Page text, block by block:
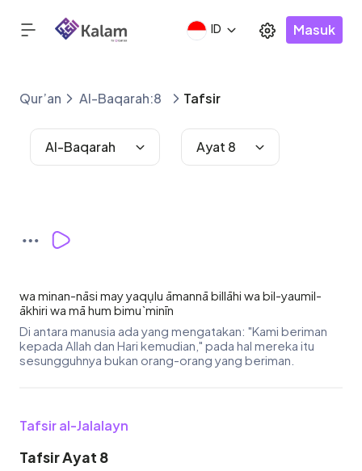
ID Masuk
Qur’an Al-Baqarah:8 Tafsir
Al-Baqarah Ayat 8
wa minan-nāsi may yaqụlu āmannā billāhi wa bil-yaumil-
ākhiri wa mā hum bimu`minīn
Di antara manusia ada yang mengatakan: "Kami beriman
kepada Allah dan Hari kemudian," pada hal mereka itu
sesungguhnya bukan orang-orang yang beriman.
Tafsir al-Jalalayn
Tafsir Ayat 8